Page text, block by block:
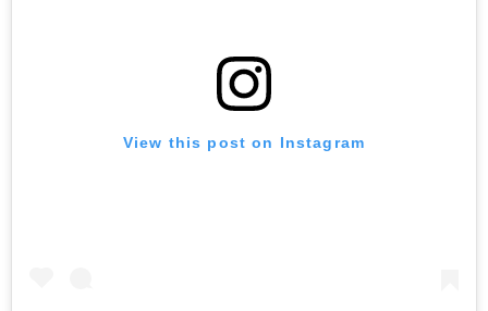
View this post on Instagram